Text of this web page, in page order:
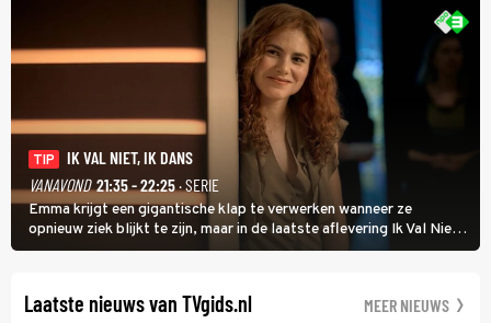
TIP
IK VAL NIET, IK DANS
VANAVOND 21:35 - 22:25· SERIE
Emma krijgt een gigantische klap te verwerken wanneer ze
opnieuw ziek blijkt te zijn, maar in de laatste aflevering Ik Val Niet,
Ik Dans laat ze zien dat ze niet van plan is op te geven, zelfs als ze
Laatste nieuws van TVgids.nl MEER NIEUWS